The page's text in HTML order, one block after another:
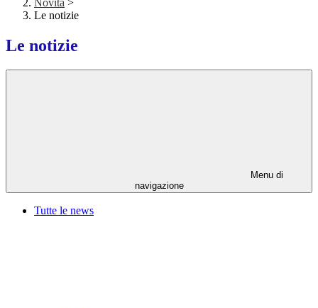
Novità >
Le notizie
Le notizie
Menu di
navigazione
Tutte le news